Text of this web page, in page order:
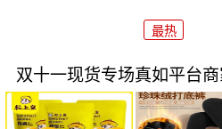
最热
双十一现货专场真如平台商